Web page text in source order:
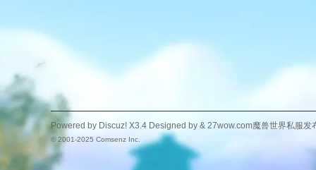
Powered by Discuz! X3.4 Designed by & 27wow.com魔兽世界私服发
© 2001-2025 Comsenz Inc.